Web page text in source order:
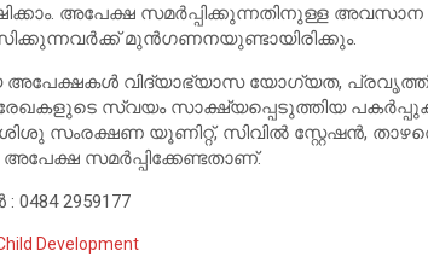
അപേക്ഷ സമർപ്പിക്കുന്നതിനുള്ള
മുൻഗണനയുണ്ടായിരിക്കും.
അപേക്ഷകൾ വിദ്യാഭ്യാസ യോഗ്യത,
രേഖകളുടെ സ്വയം സാക്ഷ്യപ്പെടുത്തിയ
സംരക്ഷണ യൂണിറ്റ്, സിവിൽ സ്റ്റേഷൻ,
സമർപ്പിക്കേണ്ടതാണ്.
2959177
Development